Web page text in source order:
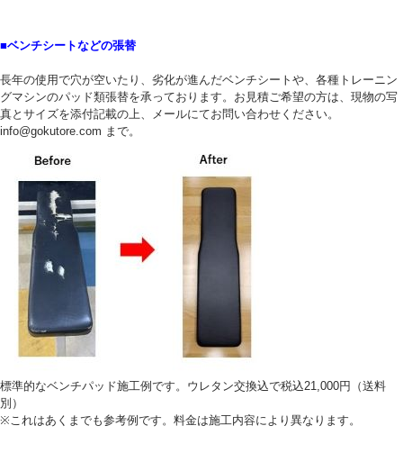
■ベンチシートなどの張替
長年の使用で穴が空いたり、劣化が進んだベンチシートや、各種トレーニン
グマシンのパッド類張替を承っております。お見積ご希望の方は、現物の写
真とサイズを添付記載の上、メールにてお問い合わせください。
info@gokutore.com まで。
標準的なベンチパッド施工例です。ウレタン交換込で税込21,000円（送料
別）
※これはあくまでも参考例です。料金は施工内容により異なります。